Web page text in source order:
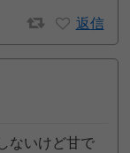
返信
ないけど甘で